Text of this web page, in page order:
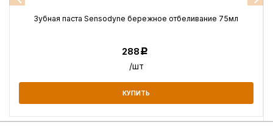
Зубная паста Sensodyne бережное отбеливание 75мл
288Р
/шт
КУПИТЬ